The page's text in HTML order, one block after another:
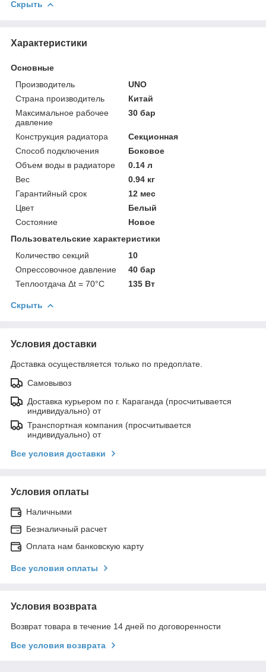
Скрыть
Характеристики
Основные
Производитель
UNO
Страна производитель
Китай
Максимальное рабочее
давление
30 бар
Конструкция радиатора
Секционная
Способ подключения
Боковое
Объем воды в радиаторе
0.14 л
Вес
0.94 кг
Гарантийный срок
12 мес
Цвет
Белый
Состояние
Новое
Пользовательские характеристики
Количество секций
10
Опрессовочное давление
40 бар
Теплоотдача Δt = 70°C
135 Вт
Скрыть
Условия доставки
Доставка осуществляется только по предоплате.
Самовывоз
Доставка курьером по г. Караганда (просчитывается
индивидуально) от
Транспортная компания (просчитывается
индивидуально) от
Все условия доставки
Условия оплаты
Наличными
Безналичный расчет
Оплата нам банковскую карту
Все условия оплаты
Условия возврата
Возврат товара в течение 14 дней по договоренности
Все условия возврата